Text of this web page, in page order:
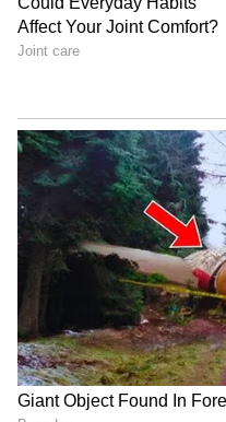
ಪೇಪರ್ ಹರಡಿ.
3. ಆಗಾಗ ಪರಿಶೀಲಿಸಿ
ದಿನಗಳಿಗೊಮ್ಮೆ ಟಿಶ್ಯೂ
ತೇವಾಂಶ ಹೀರಿಕೊಂಡು
ಹೊಸ ಒಣ ಟಿಶ್ಯೂ
ಇದನ್ನೂ ಓದಿ:
ಮಾಡಿ ಸುಂದರವಾದ
5
5